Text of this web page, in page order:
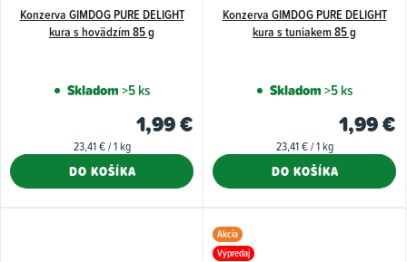
Konzerva GIMDOG PURE DELIGHT
kura s hovädzím 85 g
Skladom>5 ks
1,99 €
Jednotková
23,41 € / 1 kg
DO KOŠÍKA
Konzerva GIMDOG PURE DELIGHT
kura s tuniakem 85 g
Skladom>5 ks
1,99 €
Jednotková
23,41 € / 1 kg
DO KOŠÍKA
Akcia
Výpredaj